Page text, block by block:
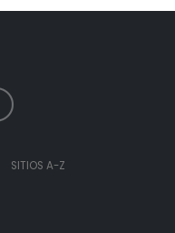
SITIOS A-Z